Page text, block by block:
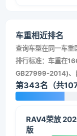
车重相近排名
查询车型在同一车重
排行标准：车重在
GB27999-2014)、
第343名（共
RAV4荣放
版